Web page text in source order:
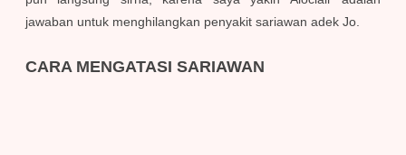
jawaban untuk menghilangkan penyakit sariawan adek Jo.
CARA MENGATASI SARIAWAN